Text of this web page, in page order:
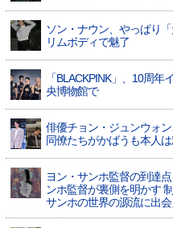
ソン・ナウン、やっぱり
リムボディで魅了
「BLACKPINK」、10周
央博物館で
俳優チョン・ジュンウォ
同僚たちがかばうも本人
ヨン・サンホ監督の到達
ンホ監督が裏側を明かす
サンホの世界の源流に出会